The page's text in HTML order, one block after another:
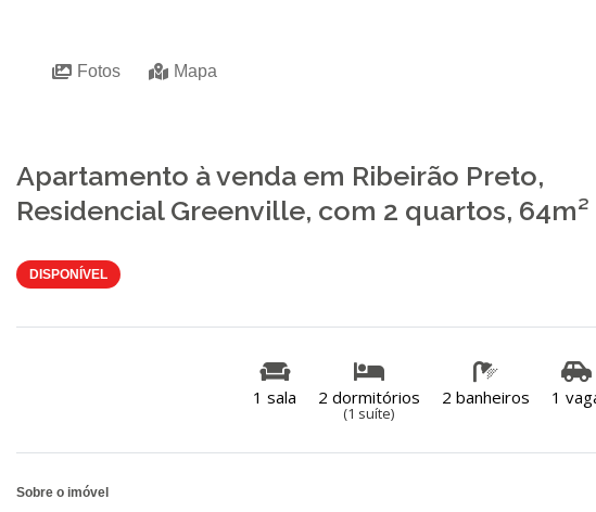
Fotos Mapa
Apartamento à venda em Ribeirão Preto,
Residencial Greenville, com 2 quartos, 64m²
DISPONÍVEL
1 sala 2 dormitórios
(1 suíte)
2 banheiros 1
Sobre o imóvel